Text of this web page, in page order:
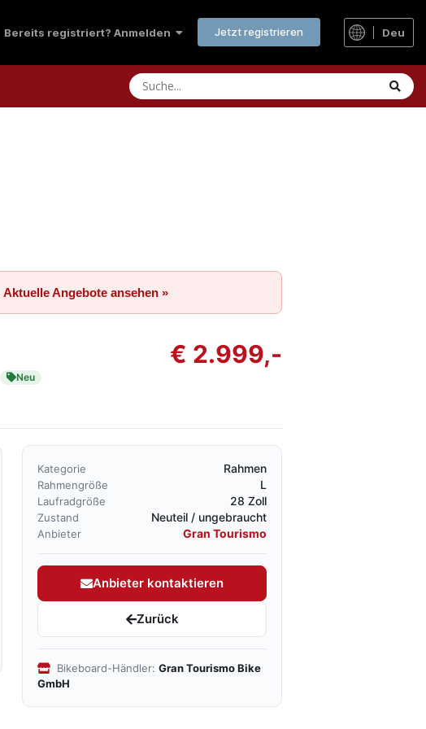
Bereits registriert? Anmelden Jetzt registrieren Deu
Aktuelle Angebote ansehen »
Neu
€ 2.999,-
Kategorie Rahmen
Rahmengröße L
Laufradgröße 28 Zoll
Zustand Neuteil / ungebraucht
Anbieter Gran Tourismo
Anbieter kontaktieren
Zurück
Bikeboard-Händler: Gran Tourismo Bike
GmbH